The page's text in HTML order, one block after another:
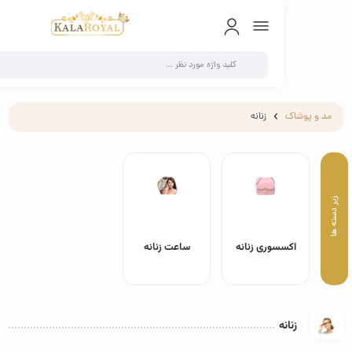
پوشاک زنانه
اکسسوری زنانه ساعت زنانه
زنانه